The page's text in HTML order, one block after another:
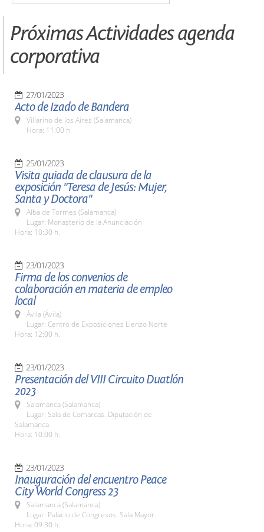
Próximas Actividades agenda
corporativa
27/01/2023
Acto de Izado de Bandera
Villarino de los Aires (Salamanca)
Hora: 11:00 h.
25/01/2023
Visita guiada de clausura de la
exposición "Teresa de Jesús: Mujer,
Santa y Doctora"
Alba de Tormes (Salamanca)
Lugar: Monasterio de la Anunciación
Hora: 10:30 h.
23/01/2023
Firma de los convenios de
colaboración en materia de empleo
local
Ávila (Ávila)
Lugar: Centro de Exposiciones Lienzo Norte
Hora: 12:00 h.
23/01/2023
Presentación del VIII Circuito Duatlón
2023
Salamanca (Salamanca)
Lugar: Sala de Comarcas. Diputación de
Salamanca
Hora: 10:00 h.
23/01/2023
Inauguración del encuentro Peace
City World Congress 23
Salamanca (Salamanca)
Lugar: Palacio de Congresos. Sala Mayor
Hora: 09:30 h.